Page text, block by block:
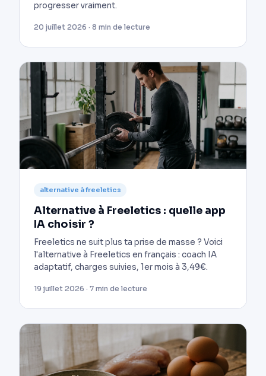
progresser vraiment.
20 juillet 2026 · 8 min de lecture
alternative à freeletics
Alternative à Freeletics : quelle app
IA choisir ?
Freeletics ne suit plus ta prise de masse ? Voici
l'alternative à Freeletics en français : coach IA
adaptatif, charges suivies, 1er mois à 3,49€.
19 juillet 2026 · 7 min de lecture